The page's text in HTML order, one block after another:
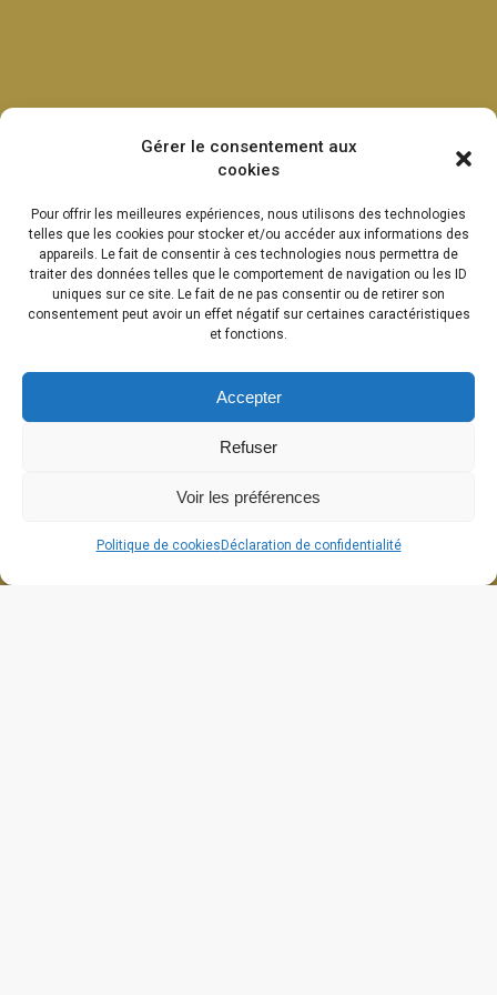
Gérer le consentement aux
cookies
Pour offrir les meilleures expériences, nous utilisons des technologies
telles que les cookies pour stocker et/ou accéder aux informations des
appareils. Le fait de consentir à ces technologies nous permettra de
traiter des données telles que le comportement de navigation ou les ID
uniques sur ce site. Le fait de ne pas consentir ou de retirer son
consentement peut avoir un effet négatif sur certaines caractéristiques
et fonctions.
Accepter
Refuser
Voir les préférences
Politique de cookies Déclaration de confidentialité